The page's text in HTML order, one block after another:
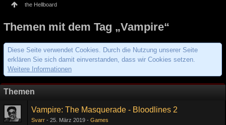
the Hellboard
Themen mit dem Tag „Vampire“
Diese Seite verwendet Cookies. Durch die Nutzung unserer Seite
erklären Sie sich damit einverstanden, dass wir Cookies setzen.
Weitere Informationen
Themen
Vampire: The Masquerade - Bloodlines 2
Svarr 25. März 2019 Games